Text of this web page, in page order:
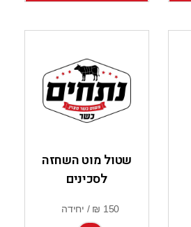
שטול מוט השחזה
לסכינים